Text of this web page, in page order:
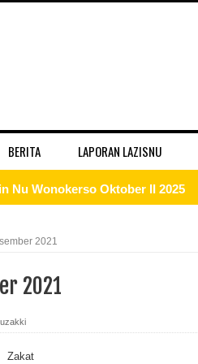
BERITA LAPORAN LAZISNU
Nu Wonokerso Oktober II 2025
Nu Sidomulyo Oktober II 2025
Nu Sempu Oktober II 2025
2021
2021
Zakat